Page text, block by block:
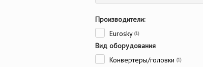
Производители:
Eurosky (1)
Вид оборудования
Конвертеры/головки (1)